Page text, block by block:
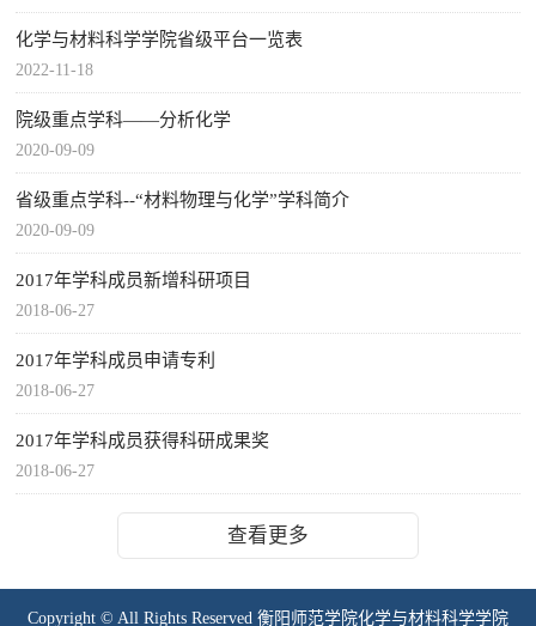
化学与材料科学学院省级平台一览表
2022-11-18
院级重点学科——分析化学
2020-09-09
省级重点学科--“材料物理与化学”学科简介
2020-09-09
2017年学科成员新增科研项目
2018-06-27
2017年学科成员申请专利
2018-06-27
2017年学科成员获得科研成果奖
2018-06-27
查看更多
Copyright © All Rights Reserved 衡阳师范学院化学与材料科学学院